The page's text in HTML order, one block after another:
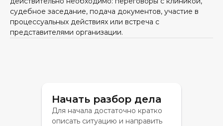
судебное заседание, подача документов, участие в
процессуальных действиях или встреча с
представителями организации.
Начать разбор дела
Для начала достаточно кратко
описать ситуацию и направить